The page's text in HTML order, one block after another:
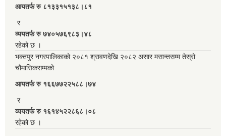
आयतर्फ रु‌ ८१३३१५१३८।८१
र
व्ययतर्फ रु ७४०५७६९८३।४८
रहेको छ ।
भक्तपुर नगरपालिकाको २०८१ श्रावणदेखि २०८२ असार मसान्तसम्म तेस्रो
चौमासिकसम्मको
आयतर्फ रु‌ १६६७७२२५८८।७४
र
व्ययतर्फ रु १६१४५२२८६८।०८
रहेको छ ।